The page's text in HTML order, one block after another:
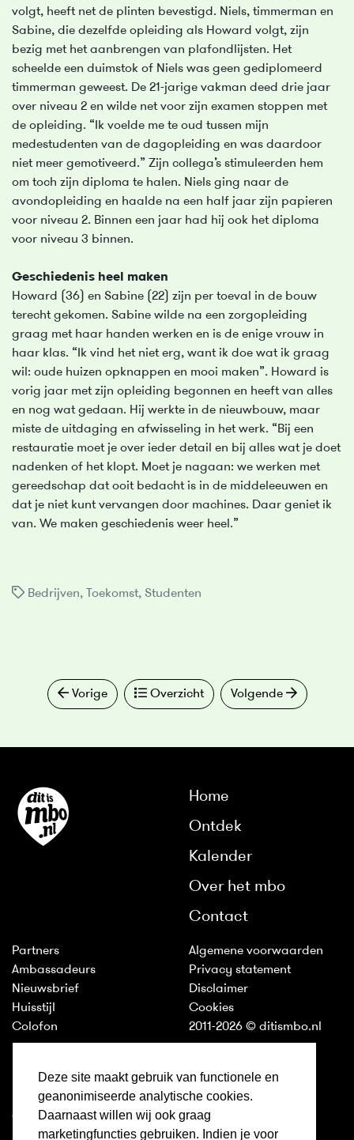
Deze site maakt gebruik van functionele en
geanonimiseerde analytische cookies.
Daarnaast willen wij ook graag
marketingfuncties gebruiken. Indien je voor
volgt, heeft net de plinten bevestigd. Niels, timmerman en
Sabine, die dezelfde opleiding als Howard volgt, zijn
bezig met het aanbrengen van plafondlijsten. Het
scheelde een duimstok of Niels was geen gediplomeerd
timmerman geweest. De 21-jarige vakman deed drie jaar
over niveau 2 en wilde net voor zijn examen stoppen met
de opleiding. “Ik voelde me te oud tussen mijn
medestudenten van de dagopleiding en was daardoor
niet meer gemotiveerd.” Zijn collega’s stimuleerden hem
om toch zijn diploma te halen. Niels ging naar de
avondopleiding en haalde na een half jaar zijn papieren
voor niveau 2. Binnen een jaar had hij ook het diploma
voor niveau 3 binnen.
Geschiedenis heel maken
Howard (36) en Sabine (22) zijn per toeval in de bouw
terecht gekomen. Sabine wilde na een zorgopleiding
graag met haar handen werken en is de enige vrouw in
haar klas. “Ik vind het niet erg, want ik doe wat ik graag
wil: oude huizen opknappen en mooi maken”. Howard is
vorig jaar met zijn opleiding begonnen en heeft van alles
en nog wat gedaan. Hij werkte in de nieuwbouw, maar
miste de uitdaging en afwisseling in het werk. “Bij een
restauratie moet je over ieder detail en bij alles wat je doet
nadenken of het klopt. Moet je nagaan: we werken met
gereedschap dat ooit bedacht is in de middeleeuwen en
dat je niet kunt vervangen door machines. Daar geniet ik
van. We maken geschiedenis weer heel.”
Bedrijven, Toekomst, Studenten
Vorige Overzicht Volgende
Home
Ontdek
Kalender
Over het mbo
Contact
Partners
Ambassadeurs
Nieuwsbrief
Huisstijl
Colofon
Algemene voorwaarden
Privacy statement
Disclaimer
Cookies
2011-2026 © ditismbo.nl
Ditismbo.nl is ook te volgen
op: